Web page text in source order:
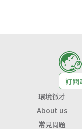
訂閱
環境徵才
About us
常見問題